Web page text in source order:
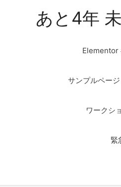
あと4年
Elementor
サンプルページ
ワークシ
緊